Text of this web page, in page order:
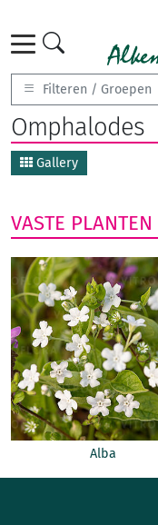
Filteren / Groepen
Omphalodes
Gallery
VASTE PLANTEN
Alba